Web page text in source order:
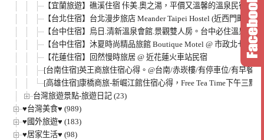
【宜蘭旅遊】礁溪住宿 佧美.奧之湯，平價又溫馨的溫泉民宿，
【台北住宿】台北漫步旅店 Meander Taipei Hostel (近西門町)
【台中住宿】烏日.清新溫泉會館.景觀雙人房。台中必住溫泉飯
【台中住宿】沐夏時尚精品旅館 Boutique Motel @ 市政北七路
【花蓮住宿】回然慢時旅居 @ 近花蓮火車站民宿
[台南住宿]英王商旅住宿心得。@台南/赤崁樓/有停車位/有早餐/
[高雄住宿]康橋商旅-新崛江館住宿心得，Free Tea Time下午三點
台灣旅遊景點-旅遊日記 (23)
♥台灣美食♥ (989)
♥國外旅遊♥ (183)
♥居家生活♥ (98)